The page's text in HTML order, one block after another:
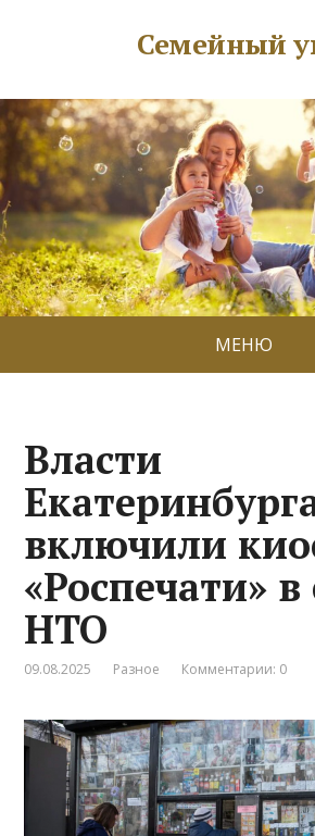
Семейный
МЕНЮ
Власти
включили
«Роспечати» в
НТО
09.08.2025 Разное Комментарии: 0